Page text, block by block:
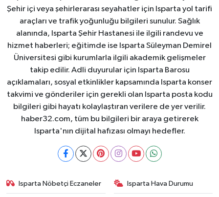
Şehir içi veya şehirlerarası seyahatler için Isparta yol tarifi
araçları ve trafik yoğunluğu bilgileri sunulur. Sağlık
alanında, Isparta Şehir Hastanesi ile ilgili randevu ve
hizmet haberleri; eğitimde ise Isparta Süleyman Demirel
Üniversitesi gibi kurumlarla ilgili akademik gelişmeler
takip edilir. Adli duyurular için Isparta Barosu
açıklamaları, sosyal etkinlikler kapsamında Isparta konser
takvimi ve gönderiler için gerekli olan Isparta posta kodu
bilgileri gibi hayatı kolaylaştıran verilere de yer verilir.
haber32.com, tüm bu bilgileri bir araya getirerek
Isparta'nın dijital hafızası olmayı hedefler.
Isparta Nöbetçi Eczaneler Isparta Hava Durumu